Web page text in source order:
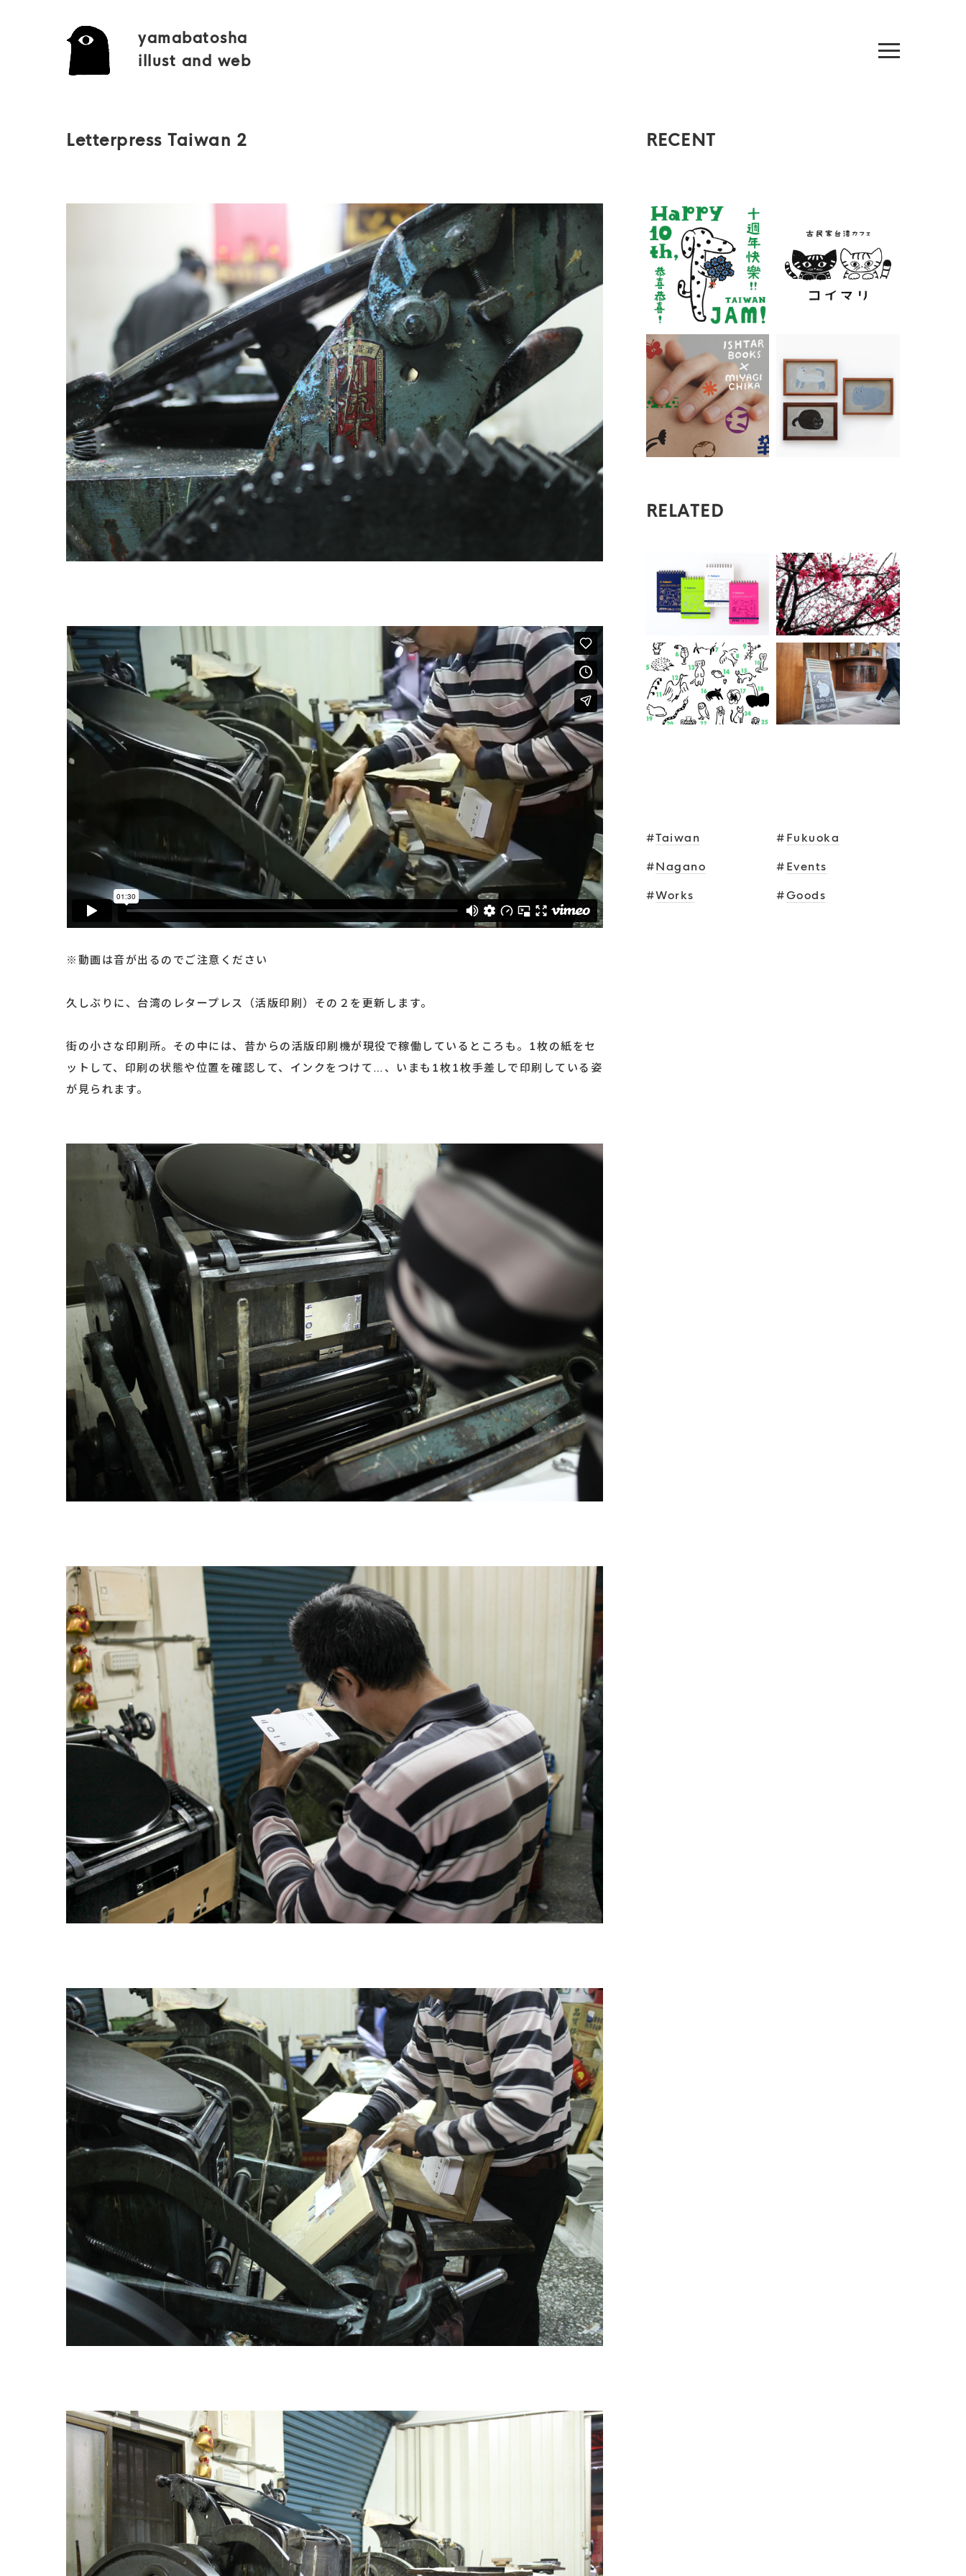
yamabatosha
illust and web
Letterpress Taiwan 2
※動画は音が出るのでご注意ください
久しぶりに、台湾のレタープレス（活版印刷）その２を更新します。
街の小さな印刷所。その中には、昔からの活版印刷機が現役で稼働しているところも。1枚の紙をセ
ットして、印刷の状態や位置を確認して、インクをつけて…、いまも1枚1枚手差しで印刷している姿
が見られます。
RECENT
RELATED
#Taiwan # Fukuoka
#Nagano # Events
#Works #Goods